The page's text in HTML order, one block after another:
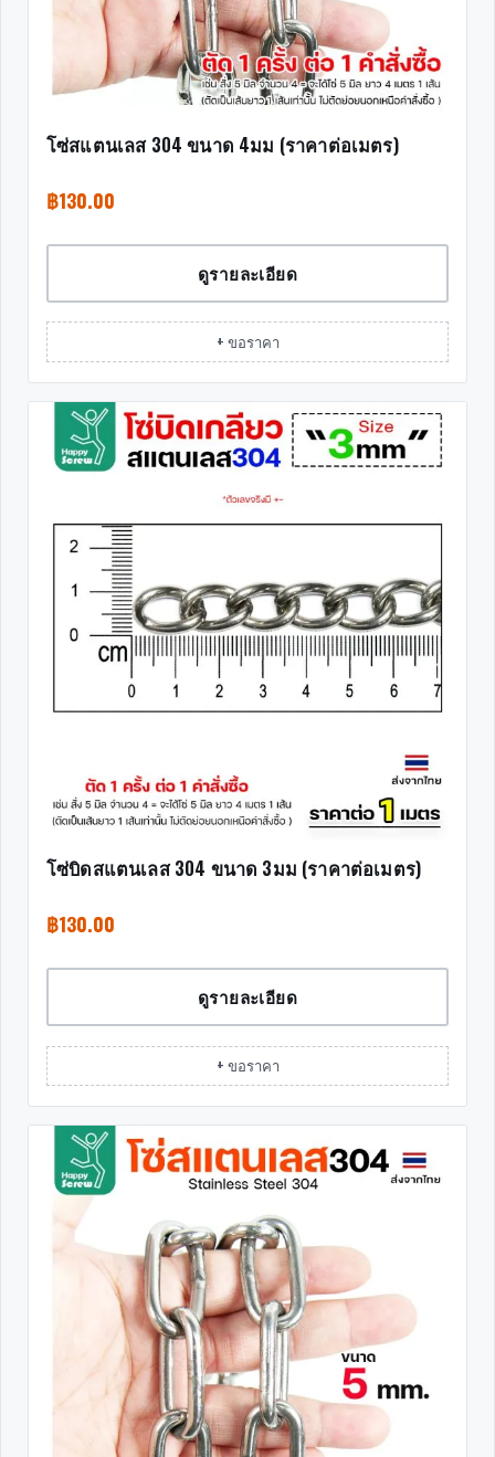
โซ่สแตนเลส 304 ขนาด 4มม (ราคาต่อเมตร)
฿130.00
ดูรายละเอียด
+ ขอราคา
โซ่บิดสแตนเลส 304 ขนาด 3มม (ราคาต่อเมตร)
฿130.00
ดูรายละเอียด
+ ขอราคา